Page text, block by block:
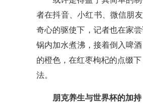
者在抖音、小红书、微信朋
奇心的驱使下，记者也在家
锅内加水煮沸，接着倒入啤
的橙色，在红枣枸杞的点缀
法。
朋克养生与世界杯的加持